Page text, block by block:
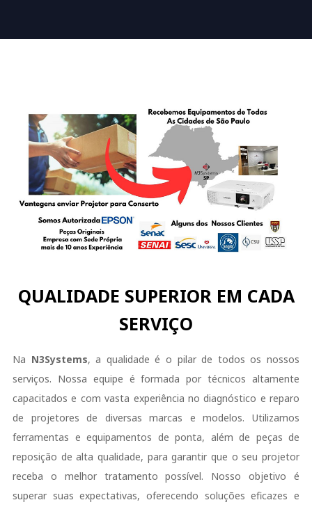
QUALIDADE SUPERIOR EM CADA
SERVIÇO
Na N3Systems, a qualidade é o pilar de todos os nossos
serviços. Nossa equipe é formada por técnicos altamente
capacitados e com vasta experiência no diagnóstico e reparo
de projetores de diversas marcas e modelos. Utilizamos
ferramentas e equipamentos de ponta, além de peças de
reposição de alta qualidade, para garantir que o seu projetor
receba o melhor tratamento possível. Nosso objetivo é
superar suas expectativas, oferecendo soluções eficazes e